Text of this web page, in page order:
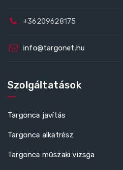
+36209628175
info@targonet.hu
Szolgáltatások
Targonca javítás
Targonca alkatrész
Targonca műszaki vizsga